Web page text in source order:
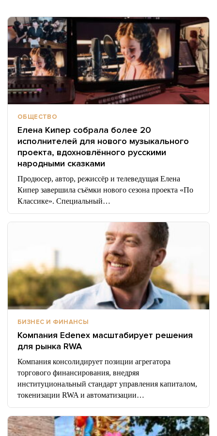
ОБЩЕСТВО
Елена Кипер собрала более 20
исполнителей для нового музыкального
проекта, вдохновлённого русскими
народными сказками
Продюсер, автор, режиссёр и телеведущая Елена
Кипер завершила съёмки нового сезона проекта «По
Классике». Специальный…
БИЗНЕС И ФИНАНСЫ
Компания Edenex масштабирует решения
для рынка RWA
Компания консолидирует позиции агрегатора
торгового финансирования, внедряя
институциональный стандарт управления капиталом,
токенизации RWA и автоматизации…